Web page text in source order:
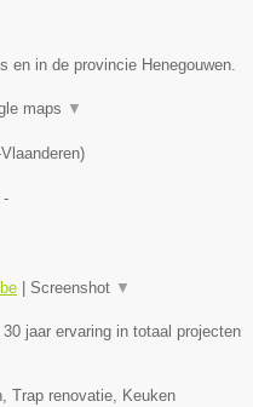
en in de provincie Henegouwen.
maps ▼
)
-
Screenshot ▼
jaar ervaring in totaal projecten
Trap renovatie, Keuken